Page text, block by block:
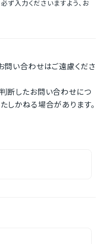
ず入力くださいますよう、お
問い合わせはご遠慮くださ
断したお問い合わせにつ
しかねる場合があります。